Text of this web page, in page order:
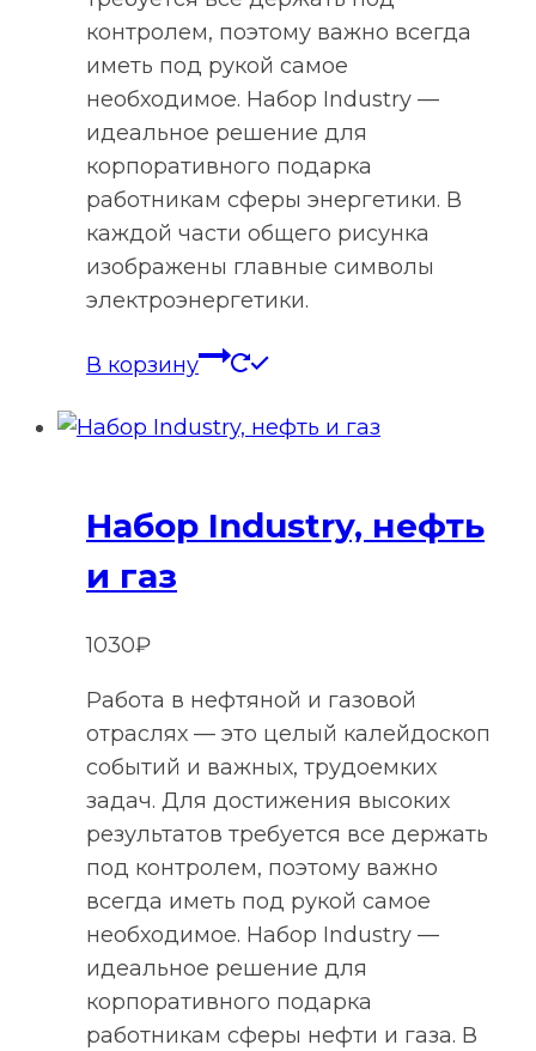
контролем, поэтому важно всегда
иметь под рукой самое
необходимое. Набор Industry —
идеальное решение для
корпоративного подарка
работникам сферы энергетики. В
каждой части общего рисунка
изображены главные символы
электроэнергетики.
В корзину
Набор Industry, нефть
и газ
1030₽
Работа в нефтяной и газовой
отраслях — это целый калейдоскоп
событий и важных, трудоемких
задач. Для достижения высоких
результатов требуется все держать
под контролем, поэтому важно
всегда иметь под рукой самое
необходимое. Набор Industry —
идеальное решение для
корпоративного подарка
работникам сферы нефти и газа. В